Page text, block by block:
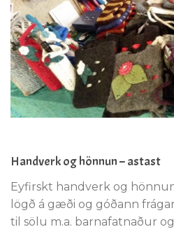
Handverk og hönnun – astast
Eyfirskt handverk og
lögð á gæði og góðann
til sölu m.a. barnafatnaður